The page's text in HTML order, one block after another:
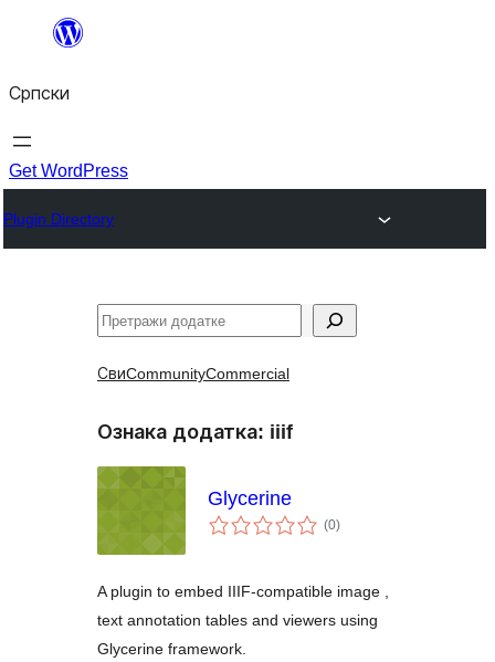
Скочи
садржај
Српски
Get WordPress
Plugin Directory
Претрага
СвиCommunityCommercial
Ознака додатка: iiif
Glycerine
(0укупних
оцена
)
A plugin to embed IIIF-compatible image ,
text annotation tables and viewers using
Glycerine framework.